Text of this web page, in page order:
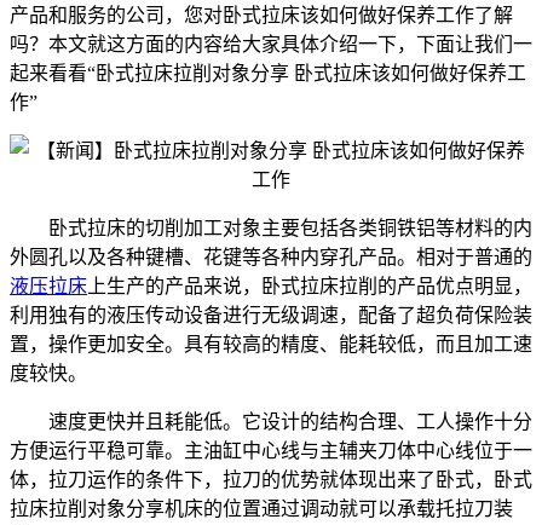
产品和服务的公司，您对卧式拉床该如何做好保养工作了解
吗？本文就这方面的内容给大家具体介绍一下，下面让我们一
起来看看“卧式拉床拉削对象分享 卧式拉床该如何做好保养工
作”
卧式拉床的切削加工对象主要包括各类铜铁铝等材料的内
外圆孔以及各种键槽、花键等各种内穿孔产品。相对于普通的
液压拉床 上生产的产品来说，卧式拉床拉削的产品优点明显，
利用独有的液压传动设备进行无级调速，配备了超负荷保险装
置，操作更加安全。具有较高的精度、能耗较低，而且加工速
度较快。
速度更快并且耗能低。它设计的结构合理、工人操作十分
方便运行平稳可靠。主油缸中心线与主辅夹刀体中心线位于一
体，拉刀运作的条件下，拉刀的优势就体现出来了卧式，卧式
拉床拉削对象分享机床的位置通过调动就可以承载托拉刀装